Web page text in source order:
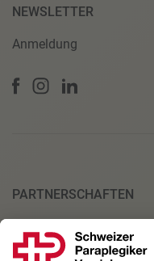
NEWSLETTER
Anmeldung
PARTNERSCHAFTEN